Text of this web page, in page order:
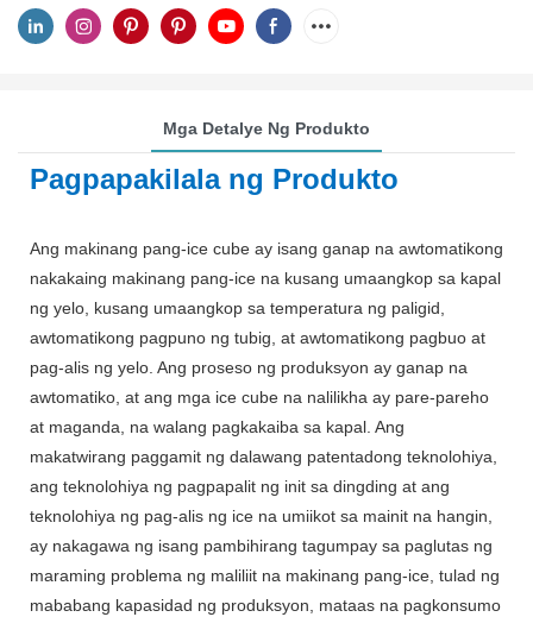
Mga Detalye Ng Produkto
Pagpapakilala ng Produkto
Ang makinang pang-ice cube ay isang ganap na awtomatikong
nakakaing makinang pang-ice na kusang umaangkop sa kapal
ng yelo, kusang umaangkop sa temperatura ng paligid,
awtomatikong pagpuno ng tubig, at awtomatikong pagbuo at
pag-alis ng yelo. Ang proseso ng produksyon ay ganap na
awtomatiko, at ang mga ice cube na nalilikha ay pare-pareho
at maganda, na walang pagkakaiba sa kapal. Ang
makatwirang paggamit ng dalawang patentadong teknolohiya,
ang teknolohiya ng pagpapalit ng init sa dingding at ang
teknolohiya ng pag-alis ng ice na umiikot sa mainit na hangin,
ay nakagawa ng isang pambihirang tagumpay sa paglutas ng
maraming problema ng maliliit na makinang pang-ice, tulad ng
mababang kapasidad ng produksyon, mataas na pagkonsumo